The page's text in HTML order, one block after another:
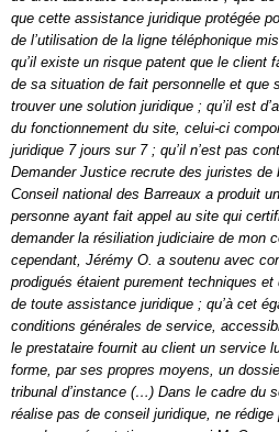
que cette assistance juridique protégée
de l’utilisation de la ligne téléphonique
qu’il existe un risque patent que le client
de sa situation de fait personnelle et que
trouver une solution juridique ; qu’il est
du fonctionnement du site, celui-ci
juridique 7 jours sur 7 ; qu’il n’est pas
Demander Justice recrute des juristes de
Conseil national des Barreaux a produit
personne ayant fait appel au site qui
demander la résiliation judiciaire de mon
cependant, Jérémy O. a soutenu avec
prodigués étaient purement techniques et
de toute assistance juridique ; qu’à cet
conditions générales de service,
le prestataire fournit au client un service
forme, par ses propres moyens, un
tribunal d’instance (…) Dans le cadre du
réalise pas de conseil juridique, ne rédige